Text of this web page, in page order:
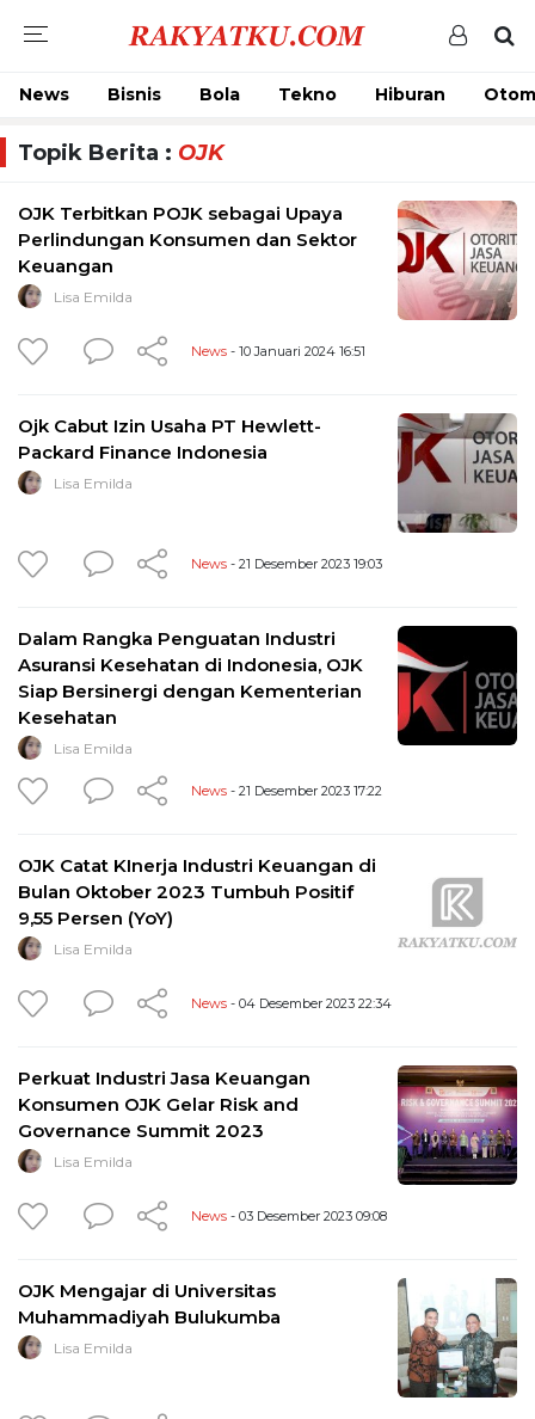
News Bisnis Bola Tekno Hiburan
Topik Berita : OJK
OJK Terbitkan POJK sebagai Upaya
Perlindungan Konsumen dan Sektor
Keuangan
Lisa Emilda
News - 10 Januari 2024 16:51
Ojk Cabut Izin Usaha PT Hewlett-
Packard Finance Indonesia
Lisa Emilda
News - 21 Desember 2023 19:03
Dalam Rangka Penguatan Industri
Asuransi Kesehatan di Indonesia, OJK
Siap Bersinergi dengan Kementerian
Kesehatan
Lisa Emilda
News - 21 Desember 2023 17:22
OJK Catat KInerja Industri Keuangan di
Bulan Oktober 2023 Tumbuh Positif
9,55 Persen (YoY)
Lisa Emilda
News - 04 Desember 2023 22:34
Perkuat Industri Jasa Keuangan
Konsumen OJK Gelar Risk and
Governance Summit 2023
Lisa Emilda
News - 03 Desember 2023 09:08
OJK Mengajar di Universitas
Muhammadiyah Bulukumba
Lisa Emilda